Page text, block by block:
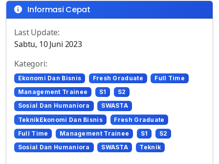
Informasi Cepat
Last Update:
Sabtu, 10 Juni 2023
Kategori:
Ekonomi Dan Bisnis Fresh Graduate
Full Time
Management Trainee
S1
S2
Sosial Dan Humaniora
SWASTA
TeknikEkonomi Dan Bisnis
Fresh Graduate
Full Time
Management Trainee S1
S2
Sosial Dan Humaniora
SWASTA Teknik